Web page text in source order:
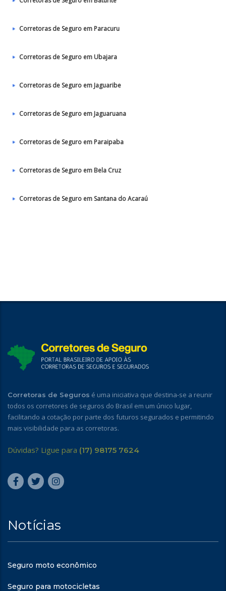
Corretoras de Seguro em Paracuru
Corretoras de Seguro em Ubajara
Corretoras de Seguro em Jaguaribe
Corretoras de Seguro em Jaguaruana
Corretoras de Seguro em Paraipaba
Corretoras de Seguro em Bela Cruz
Corretoras de Seguro em Santana do Acaraú
Corretoras de Seguros é uma iniciativa que destina-se a reunir
todos os corretores de seguros do Brasil em um único lugar,
facilitando a cotação por parte dos futuros segurados e permitindo
mais visibilidade para as corretoras.
Dúvidas? Ligue para (17) 98175 7624
Notícias
Seguro moto econômico
Seguro para motocicletas